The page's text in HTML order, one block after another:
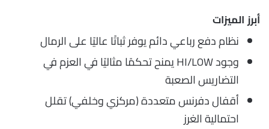
أبرز الميزات
نظام دفع رباعي دائم يوفر ثباتًا عاليًا على الرمال
وجود HI/LOW يمنح تحكمًا مثاليًا في العزم في
التضاريس الصعبة
أقفال دفرنس متعددة (مركزي وخلفي) تقلل
احتمالية الغرز